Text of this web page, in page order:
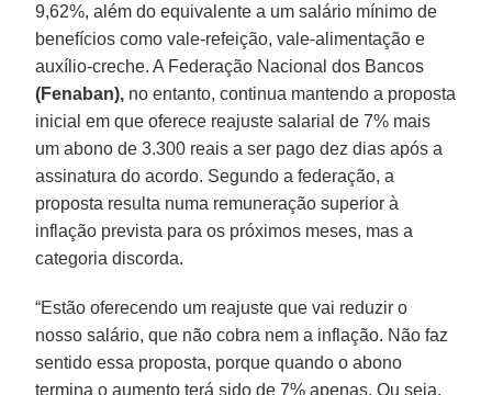
9,62%, além do equivalente a um salário mínimo de
benefícios como vale-refeição, vale-alimentação e
auxílio-creche. A Federação Nacional dos Bancos
(Fenaban), no entanto, continua mantendo a proposta
inicial em que oferece reajuste salarial de 7% mais
um abono de 3.300 reais a ser pago dez dias após a
assinatura do acordo. Segundo a federação, a
proposta resulta numa remuneração superior à
inflação prevista para os próximos meses, mas a
categoria discorda.
“Estão oferecendo um reajuste que vai reduzir o
nosso salário, que não cobra nem a inflação. Não faz
sentido essa proposta, porque quando o abono
termina o aumento terá sido de 7% apenas. Ou seja,